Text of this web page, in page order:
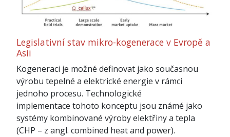
Legislativní stav mikro-kogenerace v Evropě a
Asii
Kogeneraci je možné definovat jako současnou
výrobu tepelné a elektrické energie v rámci
jednoho procesu. Technologické
implementace tohoto konceptu jsou známé jako
systémy kombinované výroby elektřiny a tepla
(CHP – z angl. combined heat and power).